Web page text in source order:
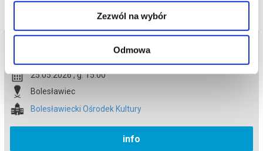
Zezwól na wybór
Odmowa
25.05.2026 , g. 15:00 (poniedziałek)
25.05.2026 , g. 15:00
Bolesławiec
Bolesławiecki Ośrodek Kultury
info